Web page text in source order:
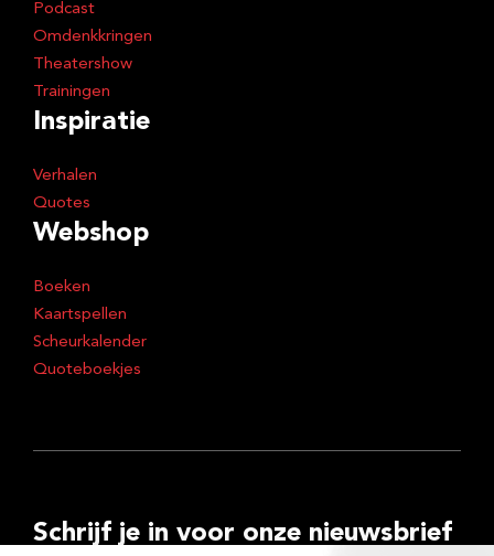
Podcast
Omdenkkringen
Theatershow
Trainingen
Inspiratie
Verhalen
Quotes
Webshop
Boeken
Kaartspellen
Scheurkalender
Quoteboekjes
Schrijf je in voor onze nieuwsbrief